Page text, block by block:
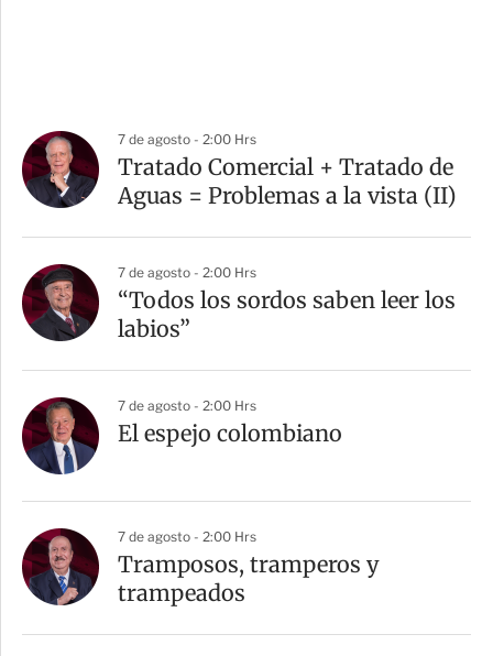
7 de agosto - 2:00 Hrs
Tratado Comercial + Tratado de
Aguas = Problemas a la vista (II)
7 de agosto - 2:00 Hrs
“Todos los sordos saben leer los
labios”
7 de agosto - 2:00 Hrs
El espejo colombiano
7 de agosto - 2:00 Hrs
Tramposos, tramperos y
trampeados